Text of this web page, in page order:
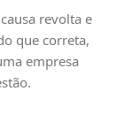
revolta e
que correta,
empresa